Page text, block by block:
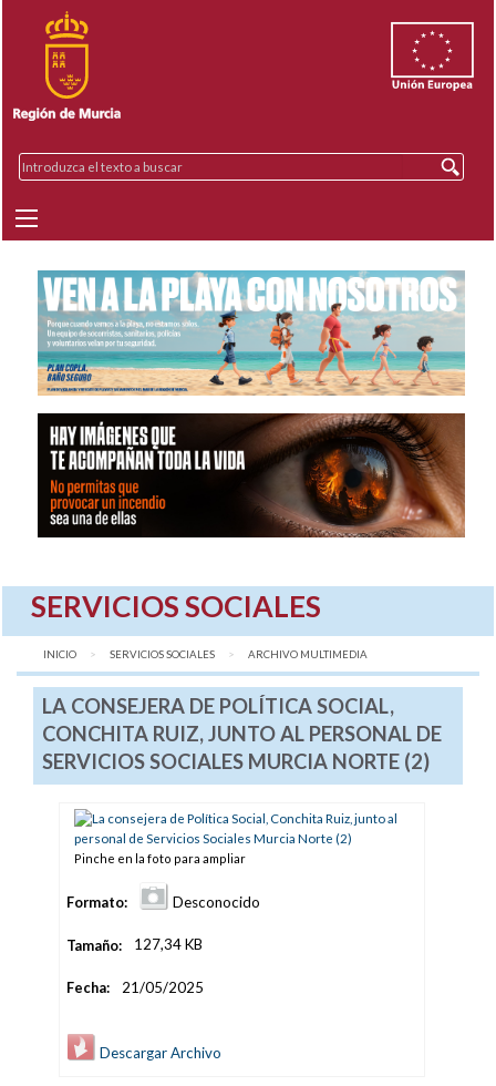
SERVICIOS SOCIALES
INICIO SERVICIOS SOCIALES AQUÍ:
ARCHIVO MULTIMEDIA
LA CONSEJERA DE POLÍTICA SOCIAL,
CONCHITA RUIZ, JUNTO AL PERSONAL DE
SERVICIOS SOCIALES MURCIA NORTE (2)
Pinche en la foto para ampliar
Formato: Desconocido
Tamaño: 127,34 KB
Fecha: 21/05/2025
Descargar Archivo